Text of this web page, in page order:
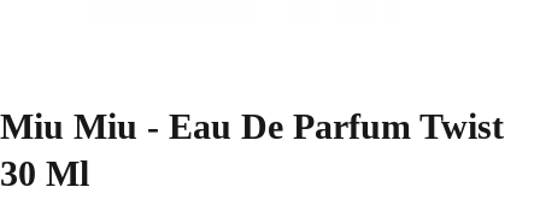
Miu Miu - Eau De Parfum Twist
30 Ml